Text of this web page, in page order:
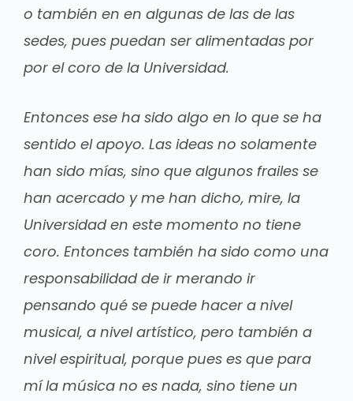
o también en en algunas de las de las
sedes, pues puedan ser alimentadas por
por el coro de la Universidad.
Entonces ese ha sido algo en lo que se ha
sentido el apoyo. Las ideas no solamente
han sido mías, sino que algunos frailes se
han acercado y me han dicho, mire, la
Universidad en este momento no tiene
coro. Entonces también ha sido como una
responsabilidad de ir merando ir
pensando qué se puede hacer a nivel
musical, a nivel artístico, pero también a
nivel espiritual, porque pues es que para
mí la música no es nada, sino tiene un